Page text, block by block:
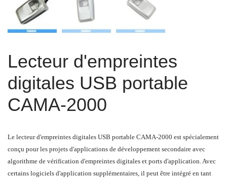
Lecteur d'empreintes
digitales USB portable
CAMA-2000
Le lecteur d'empreintes digitales USB portable CAMA-2000 est spécialement
conçu pour les projets d'applications de développement secondaire avec
algorithme de vérification d'empreintes digitales et ports d'application. Avec
certains logiciels d'application supplémentaires, il peut être intégré en tant